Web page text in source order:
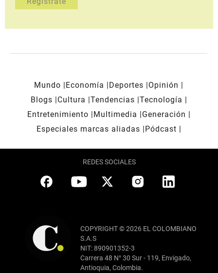
Mundo Economía Deportes
Opinión
Blogs
Cultura Tendencias Tecnología
Entretenimiento
Multimedia
Generación
Especiales marcas aliadas
Pódcast
REDES SOCIALES
COPYRIGHT © 2026 EL COLOMBIANO
S.A.S
NIT: 890901352-3
Carrera 48 N° 30 Sur - 119, Envigado,
Antioquia, Colombia.